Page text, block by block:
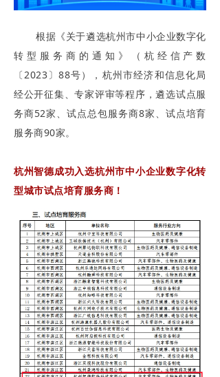
根据《关于遴选杭州市中小企业数字化
转型服务商的通知》（杭经信产数
〔2023〕88号），杭州市经济和信息化局
经公开征集、专家评审等程序，遴选试点服
务商52家、试点总包服务商8家、试点培育
服务商90家。
杭州智德成功入选杭州市中小企业数字化转
型城市试点培育服务商！